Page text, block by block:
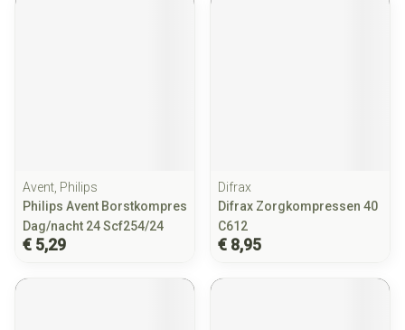
Avent, Philips
Philips Avent Borstkompres
Dag/nacht 24 Scf254/24
€ 5,29
Difrax
Difrax Zorgkompressen 40
C612
€ 8,95